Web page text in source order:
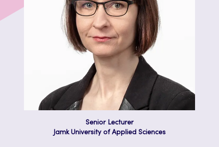
Senior Lecturer
Jamk University of Applied Sciences